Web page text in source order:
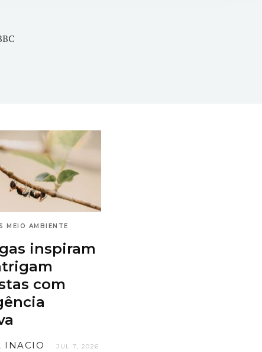
MEIO AMBIENTE
inspiram
com
INACIO JUL 7, 2026